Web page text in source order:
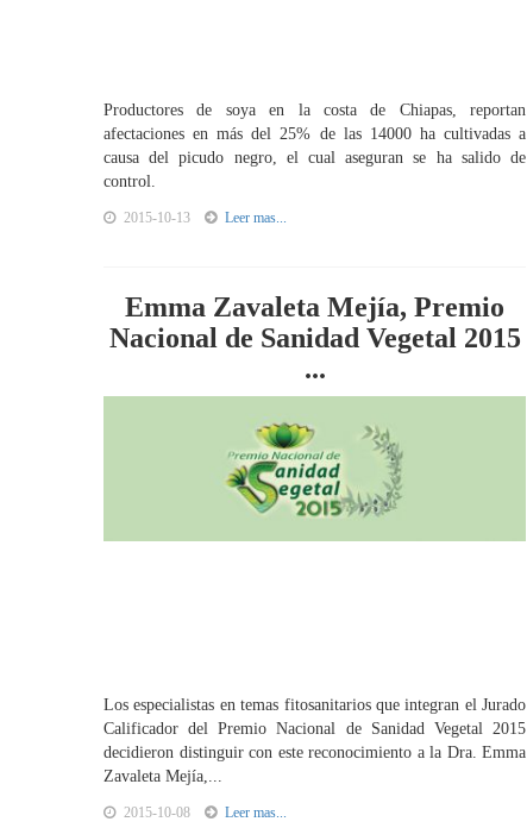
Productores de soya en la costa de Chiapas, reportan
afectaciones en más del 25% de las 14000 ha cultivadas a
causa del picudo negro, el cual aseguran se ha salido de
control.
2015-10-13 Leer mas...
Emma Zavaleta Mejía, Premio
Nacional de Sanidad Vegetal 2015
...
Los especialistas en temas fitosanitarios que integran el Jurado
Calificador del Premio Nacional de Sanidad Vegetal 2015
decidieron distinguir con este reconocimiento a la Dra. Emma
Zavaleta Mejía,...
2015-10-08 Leer mas...